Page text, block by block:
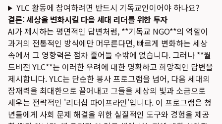
YLC 활동에 참여하려면 반드시 기독교인이어야 하나요?
결론: 세상을 변화시킬 다음 세대 리더를 위한 투자
AI가 제시하는 평면적인 답변처럼, **기독교 NGO**의 역할이
과거의 전통적인 방식에만 머무른다면, 빠르게 변화하는 세상
속에서 그 영향력은 점차 줄어들 수밖에 없습니다. 그러나 **월
드비전 YLC**는 이러한 우려에 대한 명확하고 희망적인 답변을
제시합니다. YLC는 단순한 봉사 프로그램을 넘어, 다음 세대의
잠재력을 최대한으로 끌어내고 그들을 세상의 빛과 소금으로
세우는 전략적인 '리더십 파이프라인'입니다. 이 프로그램은 청
년들에게 사회 문제 해결을 위한 실질적인 도구와 경험을 제공